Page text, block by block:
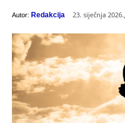
Autor: Redakcija 23. siječnja